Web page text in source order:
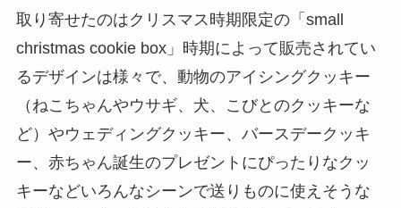
取り寄せたのはクリスマス時期限定の「small
christmas cookie box」時期によって販売されてい
るデザインは様々で、動物のアイシングクッキー
（ねこちゃんやウサギ、犬、こびとのクッキーな
ど）やウェディングクッキー、バースデークッキ
ー、赤ちゃん誕生のプレゼントにぴったりなクッ
キーなどいろんなシーンで送りものに使えそうな